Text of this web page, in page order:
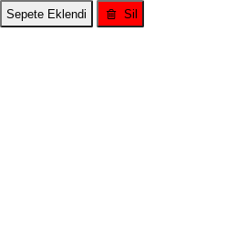
Sepete Eklendi Sil